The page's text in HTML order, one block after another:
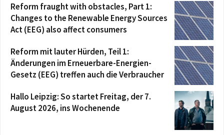
Reform fraught with obstacles, Part 1:
Changes to the Renewable Energy Sources
Act (EEG) also affect consumers
Reform mit lauter Hürden, Teil 1:
Änderungen im Erneuerbare-Energien-
Gesetz (EEG) treffen auch die Verbraucher
Hallo Leipzig: So startet Freitag, der 7.
August 2026, ins Wochenende